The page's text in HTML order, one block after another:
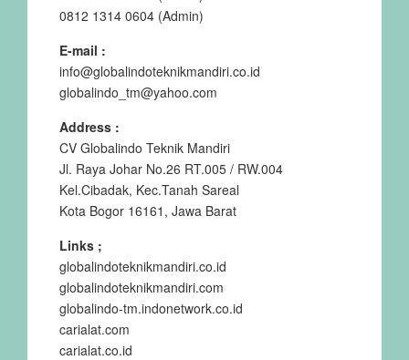
0812 1314 0604 (Admin)
E-mail :
info@globalindoteknikmandiri.co.id
globalindo_tm@yahoo.com
Address :
CV Globalindo Teknik Mandiri
Jl. Raya Johar No.26 RT.005 / RW.004
Kel.Cibadak, Kec.Tanah Sareal
Kota Bogor 16161, Jawa Barat
Links ;
globalindoteknikmandiri.co.id
globalindoteknikmandiri.com
globalindo-tm.indonetwork.co.id
carialat.com
carialat.co.id